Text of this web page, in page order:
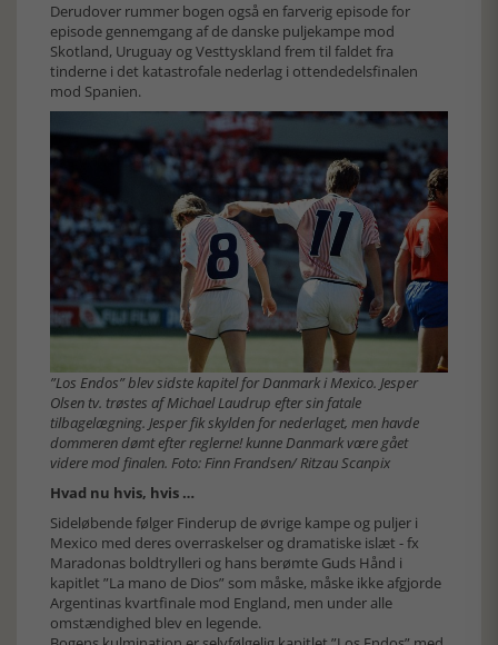
Derudover rummer bogen også en farverig episode for
episode gennemgang af de danske puljekampe mod
Skotland, Uruguay og Vesttyskland frem til faldet fra
tinderne i det katastrofale nederlag i ottendedelsfinalen
mod Spanien.
”Los Endos” blev sidste kapitel for Danmark i Mexico. Jesper
Olsen tv. trøstes af Michael Laudrup efter sin fatale
tilbagelægning. Jesper fik skylden for nederlaget, men havde
dommeren dømt efter reglerne! kunne Danmark være gået
videre mod finalen. Foto: Finn Frandsen/ Ritzau Scanpix
Hvad nu hvis, hvis …
Sideløbende følger Finderup de øvrige kampe og puljer i
Mexico med deres overraskelser og dramatiske islæt - fx
Maradonas boldtrylleri og hans berømte Guds Hånd i
kapitlet ”La mano de Dios” som måske, måske ikke afgjorde
Argentinas kvartfinale mod England, men under alle
omstændighed blev en legende.